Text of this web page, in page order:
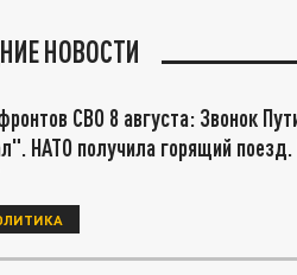
НОВОСТИ
СВО 8 августа: Звонок
НАТО получила горящий поезд.